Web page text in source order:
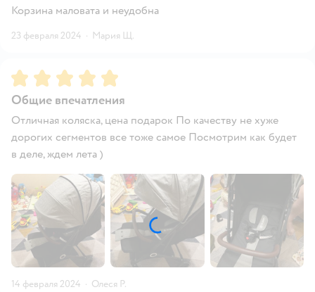
Корзина маловата и неудобна
23 февраля 2024 · Мария Щ.
Рейтинг:5
Общие впечатления
Отличная коляска, цена подарок По качеству не хуже
дорогих сегментов все тоже самое Посмотрим как будет
в деле, ждем лета )
14 февраля 2024 · Олеся Р.